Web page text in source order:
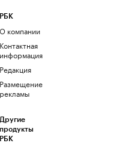
РБК
О компании
Контактная
информация
Редакция
Размещение
рекламы
Другие
продукты
РБК